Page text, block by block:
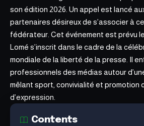
son édition 2026. Un appel est lancé
partenaires désireux de s’associer à
fédérateur. Cet événement est prévu
Lomé s’inscrit dans le cadre de la
mondiale de la liberté de la presse. Il
professionnels des médias autour
mêlant sport, convivialité et promotion
d’expression.
Contents